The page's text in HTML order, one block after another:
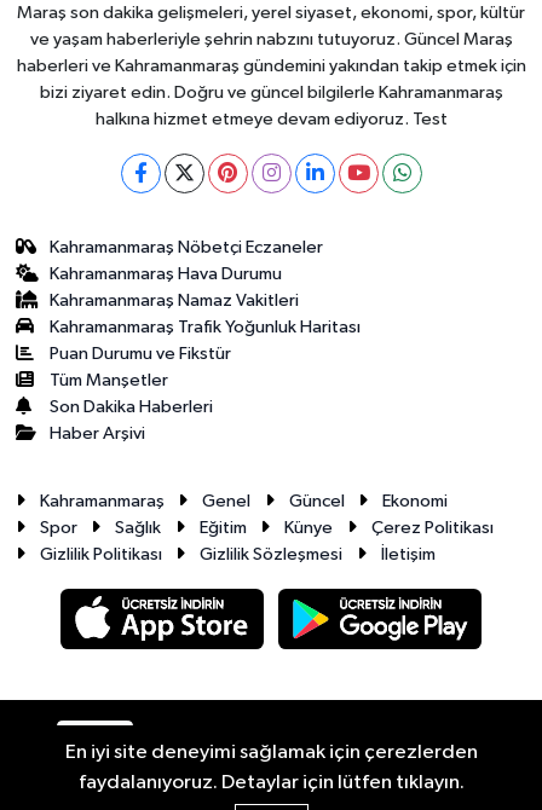
Maraş son dakika gelişmeleri, yerel siyaset, ekonomi, spor, kültür
ve yaşam haberleriyle şehrin nabzını tutuyoruz. Güncel Maraş
haberleri ve Kahramanmaraş gündemini yakından takip etmek için
bizi ziyaret edin. Doğru ve güncel bilgilerle Kahramanmaraş
halkına hizmet etmeye devam ediyoruz. Test
Kahramanmaraş Nöbetçi Eczaneler
Kahramanmaraş Hava Durumu
Kahramanmaraş Namaz Vakitleri
Kahramanmaraş Trafik Yoğunluk Haritası
Puan Durumu ve Fikstür
Tüm Manşetler
Son Dakika Haberleri
Haber Arşivi
Kahramanmaraş Genel Güncel
Ekonomi
Spor
Sağlık Eğitim Künye
Çerez Politikası
Gizlilik Politikası
Gizlilik Sözleşmesi İletişim
En iyi site deneyimi sağlamak için çerezlerden
faydalanıyoruz. Detaylar için lütfen tıklayın.